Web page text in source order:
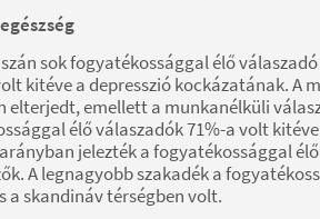
sok fogyatékossággal élő
kitéve a depresszió kockázatának. A
elterjedt, emellett a munkanélküli
élő válaszadók 71%-a volt
jelezték a fogyatékossággal
A legnagyobb szakadék a
a skandináv térségben volt.